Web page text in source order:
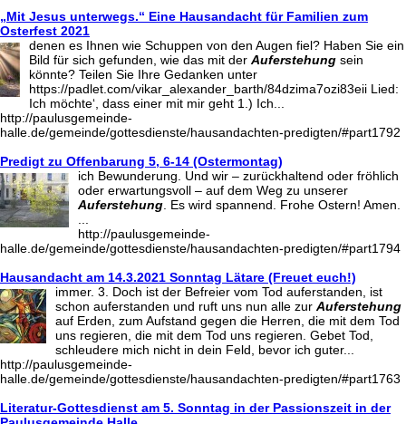
„Mit Jesus unterwegs.“ Eine Hausandacht für Familien zum
Osterfest 2021
denen es Ihnen wie Schuppen von den Augen fiel? Haben Sie ein
Bild für sich gefunden, wie das mit der Auferstehung sein
könnte? Teilen Sie Ihre Gedanken unter
https://padlet.com/vikar_alexander_barth/84dzima7ozi83eii Lied:
Ich möchte‘, dass einer mit mir geht 1.) Ich...
http://paulusgemeinde-
halle.de/gemeinde/gottesdienste/hausandachten-predigten/#part1792
Predigt zu Offenbarung 5, 6-14 (Ostermontag)
ich Bewunderung. Und wir – zurückhaltend oder fröhlich
oder erwartungsvoll – auf dem Weg zu unserer
Auferstehung . Es wird spannend. Frohe Ostern! Amen.
http://paulusgemeinde-
halle.de/gemeinde/gottesdienste/hausandachten-predigten/#part1794
Hausandacht am 14.3.2021 Sonntag Lätare (Freuet euch!)
immer. 3. Doch ist der Befreier vom Tod auferstanden, ist
schon auferstanden und ruft uns nun alle zur Auferstehung
auf Erden, zum Aufstand gegen die Herren, die mit dem Tod
uns regieren, die mit dem Tod uns regieren. Gebet Tod,
schleudere mich nicht in dein Feld, bevor ich guter...
http://paulusgemeinde-
halle.de/gemeinde/gottesdienste/hausandachten-predigten/#part1763
Literatur-Gottesdienst am 5. Sonntag in der Passionszeit in der